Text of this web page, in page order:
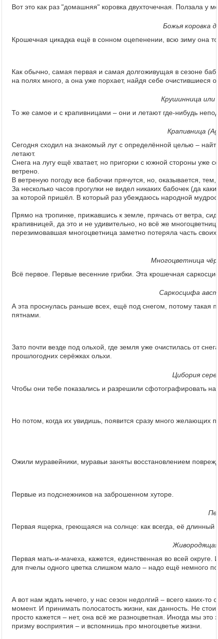
Вот это как раз "домашняя" коровка двухточечная. Ползала у
Божья коровка
Крошечная цикадка ещё в сонном оцепенении, всю зиму она
Как обычно, самая первая и самая долгоживущая в сезоне
на полях много, а она уже порхает, найдя себе очистившиеся
Крушинница или
То же самое и с крапивницами – они и летают где-нибудь
Крапивница
Сегодня сходил на знакомый луг с определённой целью –
летают.
Снега на лугу ещё хватает, но пригорки с южной стороны уже
ветрено.
В ветреную погоду все бабочки прячутся, но, оказывается,
За несколько часов прогулки не видел никаких бабочек (да
за которой пришёл. В который раз убеждаюсь народной
Прямо на тропинке, прижавшись к земле, прячась от ветра,
крапивницей, да это и не удивительно, но всё же
перезимовавшая многоцветница заметно потеряла часть
Многоцветница
Всё первое. Первые весенние грибки. Эта крошечная
Саркосцифа
А эта проснулась раньше всех, ещё под снегом, потому
пятнами.
Зато почти везде под ольхой, где земля уже очистилась от
прошлогодних серёжках ольхи.
Цибория
Чтобы они тебе показались и разрешили сфотографировать
Но потом, когда их увидишь, появится сразу много желающих
Ожили муравейники, муравьи заняты восстановлением
Первые из подснежников на заброшенном хуторе.
Первая ящерка, греющаяся на солнце: как всегда, её длинный
Первая мать-и-мачеха, кажется, единственная во всей
для пчелы одного цветка слишком мало – надо ещё немного
А вот нам ждать нечего, у нас сезон недолгий – всего каких-
момент. И принимать полосатость жизни, как данность. Не
просто кажется – нет, она всё же разноцветная. Иногда мы
призму восприятия – и вспомнишь про многоцветье жизни.